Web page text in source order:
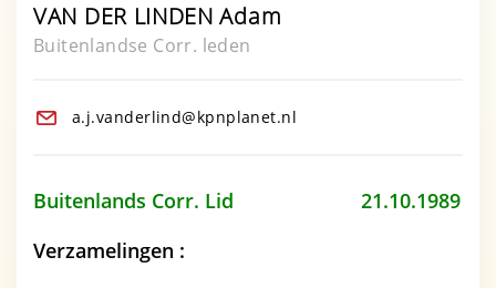
VAN DER LINDEN Adam
Buitenlandse Corr. leden
a.j.vanderlind@kpnplanet.nl
Buitenlands Corr. Lid 21.10.1989
Verzamelingen :